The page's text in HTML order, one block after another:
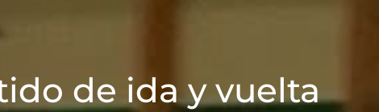
de ida y vuelta